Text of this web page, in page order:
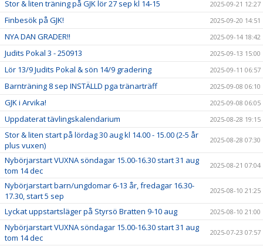
Stor & liten träning på GJK lör 27 sep kl 14-15 2025-09-21 12:27
Finbesök på GJK! 2025-09-20 14:51
NYA DAN GRADER!! 2025-09-14 18:42
Judits Pokal 3 - 250913 2025-09-13 15:00
Lör 13/9 Judits Pokal & sön 14/9 gradering 2025-09-11 06:57
Barnträning 8 sep INSTÄLLD pga tränarträff 2025-09-08 06:10
GJK i Arvika! 2025-09-08 06:05
Uppdaterat tävlingskalendarium 2025-08-28 19:15
Stor & liten start på lördag 30 aug kl 14.00 - 15.00 (2-5 år
plus vuxen)
2025-08-28 07:30
Nybörjarstart VUXNA söndagar 15.00-16.30 start 31 aug
tom 14 dec
2025-08-21 07:04
Nybörjarstart barn/ungdomar 6-13 år, fredagar 16.30-
17.30, start 5 sep
2025-08-10 21:25
Lyckat uppstartsläger på Styrsö Bratten 9-10 aug 2025-08-10 21:00
Nybörjarstart VUXNA söndagar 15.00-16.30 start 31 aug
tom 14 dec
2025-07-23 07:57